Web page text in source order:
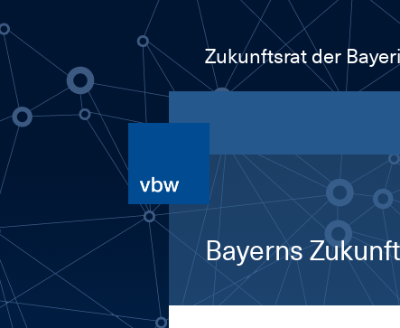
Zukunftsrat der
Bayerns